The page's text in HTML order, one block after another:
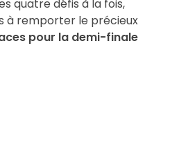
quatre défis à la fois,
à remporter le précieux
pour la demi-finale